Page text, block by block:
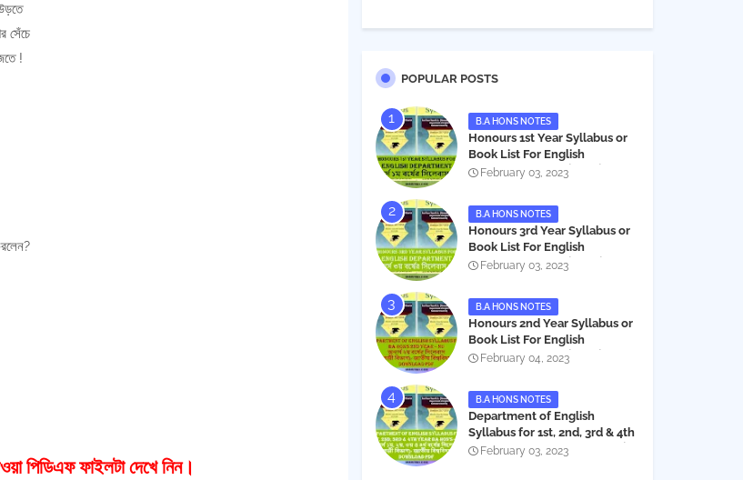
সেঁচে
!
পিডিএফ ফাইলটা দেখে নিন।
POPULAR POSTS
B.A HONS NOTES
Honours 1st Year Syllabus or
Book List For English
Department - অনার্স ১ম বর্ষের সিলেবাস
February 03, 2023
B.A HONS NOTES
Honours 3rd Year Syllabus or
Book List For English
Department - অনার্স ৩য় বর্ষের সিলেবাস
February 03, 2023
B.A HONS NOTES
Honours 2nd Year Syllabus or
Book List For English
Department - অনার্স ২য় বর্ষের সিলেবাস
February 04, 2023
B.A HONS NOTES
Department of English
Syllabus for 1st, 2nd, 3rd & 4th
Year BA Hon's - NU | বিএ অনার্স
February 03, 2023